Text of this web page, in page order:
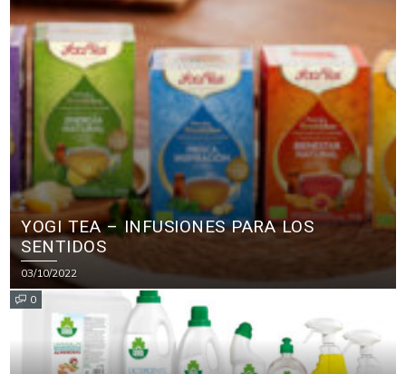
YOGI TEA – INFUSIONES PARA LOS
SENTIDOS
03/10/2022
0